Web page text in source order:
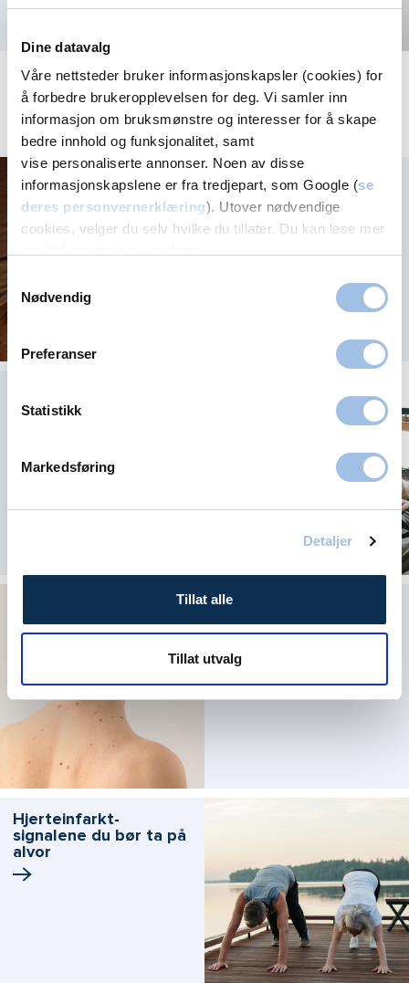
Dine datavalg
Våre nettsteder bruker informasjonskapsler (cookies) for
å forbedre brukeropplevelsen for deg. Vi samler inn
informasjon om bruksmønstre og interesser for å skape
bedre innhold og funksjonalitet, samt
vise personaliserte annonser. Noen av disse
informasjonskapslene er fra tredjepart, som Google (se
deres personvernerklæring). Utover nødvendige
cookies, velger du selv hvilke du tillater. Du kan lese mer
Nødvendig
Preferanser
Statistikk
Markedsføring
Detaljer
Tillat alle
Tillat utvalg
Aktuelt
Ta hudsjekken!
Få umiddelbar hjelp
med skumle føflekker
Hjerteinfarkt-
signalene du bør ta på
alvor